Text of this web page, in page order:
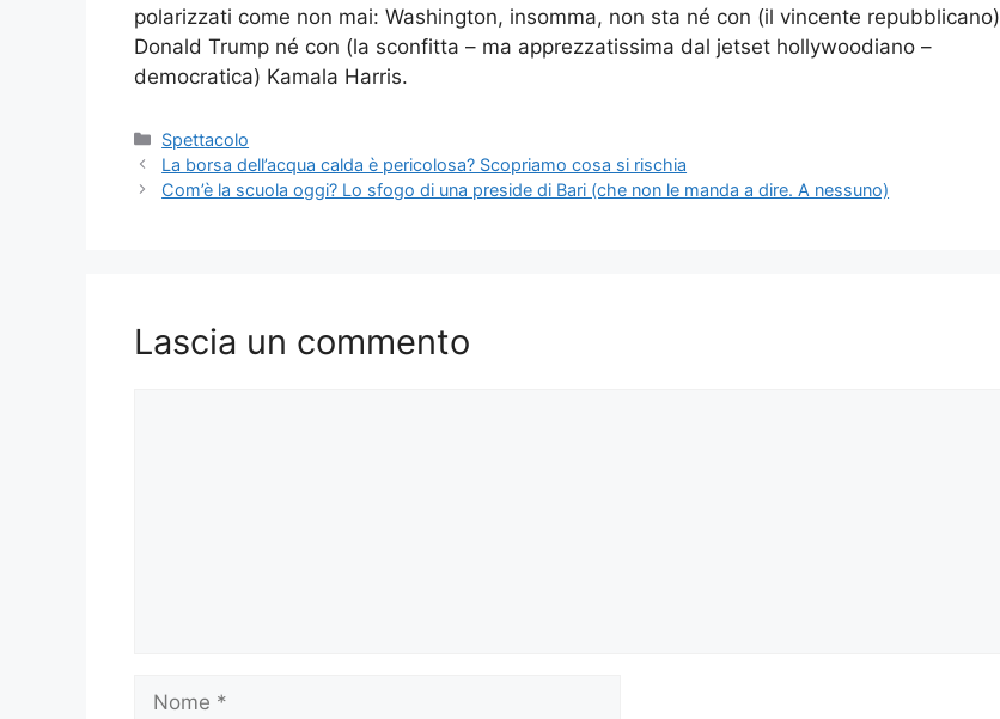
polarizzati come non mai: Washington, insomma, non sta né con (il vincente repubblicano)
Donald Trump né con (la sconfitta – ma apprezzatissima dal jetset hollywoodiano –
democratica) Kamala Harris.
Categorie
Spettacolo
La borsa dell’acqua calda è pericolosa? Scopriamo cosa si rischia
Com’è la scuola oggi? Lo sfogo di una preside di Bari (che non le manda a dire. A nessuno)
Lascia un commento